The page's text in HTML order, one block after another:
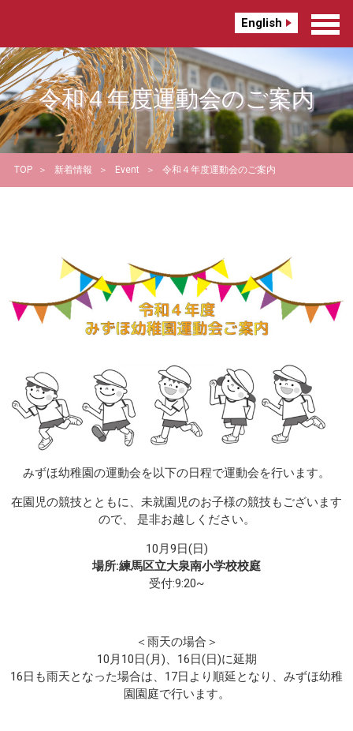
English
令和４年度運動会のご案内
TOP 新着情報 Event 令和４年度運動会のご案内
みずほ幼稚園の運動会を以下の日程で運動会を行います。
在園児の競技とともに、未就園児のお子様の競技もございます
ので、 是非お越しください。
10月9日(日)
場所:練馬区立大泉南小学校校庭
受付:9:20~
＜雨天の場合＞
10月10日(月)、16日(日)に延期
16日も雨天となった場合は、17日より順延となり、みずほ幼稚
園園庭で行います。